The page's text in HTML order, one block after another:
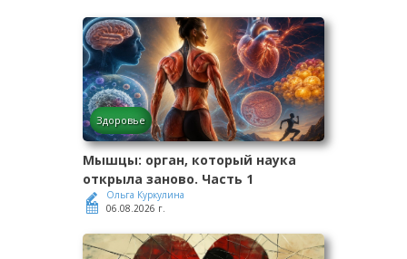
Здоровье
Мышцы: орган, который наука
открыла заново. Часть 1
Ольга Куркулина
06.08.2026 г.